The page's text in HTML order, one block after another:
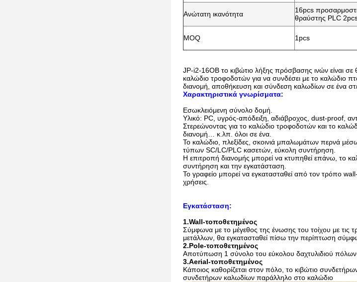
Ανώτατη ικανότητα
16pcs
θραύστης PLC
MOQ 1pcs
JP-i2-16OB το κιβώτιο λήξης πρόσβασης ινών είναι
καλώδιο τροφοδοτών για να συνδέσει με το καλώδιο
διανομή, αποθήκευση και σύνδεση καλωδίων σε ένα
Χαρακτηριστικά γνωρίσματα:
Εσωκλειόμενη σύνολο δομή.
Υλικό: PC, υγρός-απόδειξη, αδιάβροχος, dust-proof,
Στερεώνοντας για το καλώδιο τροφοδοτών και το
διανομή… κ.λπ. όλοι σε ένα.
Το καλώδιο, πλεξίδες, σκοινιά μπαλωμάτων περνά
τύπων SC/LC/PLC κασετών, εύκολη συντήρηση.
Η επιτροπή διανομής μπορεί να κτυπηθεί επάνω, το
συντήρηση και την εγκατάσταση.
Το γραφείο μπορεί να εγκατασταθεί από τον τρόπο
χρήσεις.
Εγκατάσταση:
1.Wall-τοποθετημένος
Σύμφωνα με το μέγεθος της ένωσης του τοίχου με τις
μετάλλων, θα εγκατασταθεί πίσω την περίπτωση
2.Pole-τοποθετημένος
Αποτύπωση 1 σύνολο του εύκολου δαχτυλιδιού πόλων
3.Aerial-τοποθετημένος
Κάποιος καθορίζεται στον πόλο, το κιβώτιο
συνδετήρων καλωδίων παράλληλο στο καλώδιο